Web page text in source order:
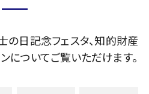
の日記念フェスタ、知的財産
についてご覧いただけます。